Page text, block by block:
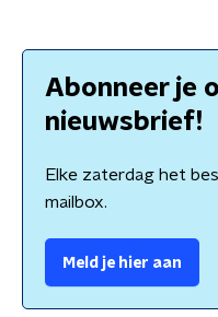
Abonneer je
nieuwsbrief!
Elke zaterdag het
mailbox.
Meld je hier aan